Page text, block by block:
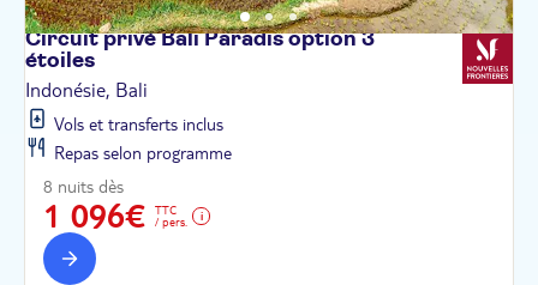
Circuit privé Bali Paradis option 3
étoiles
Indonésie, Bali
Vols et transferts inclus
Repas selon programme
8 nuits dès
1 096€
TTC
/ pers.